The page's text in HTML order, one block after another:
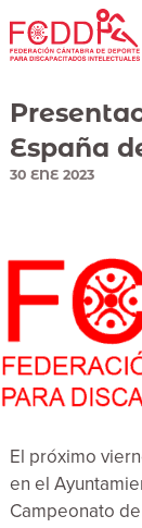
Saltar
al
principal
España
30 ENE 2023
El próximo
en el
Campeonato